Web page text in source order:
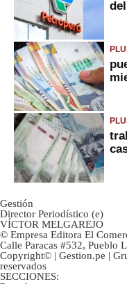
Gestión
Director Periodístico (e)
VÍCTOR MELGAREJO
© Empresa Editora El
Calle Paracas #532, Pueblo
Copyright© | Gestion.pe |
reservados
SECCIONES: